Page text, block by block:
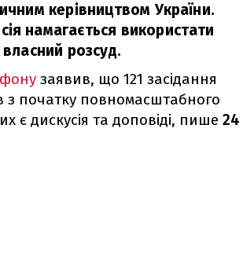
керівництвом України.
намагається використати
розсуд.
заявив, що 121 засідання
з початку повномасштабного
є дискусія та доповіді, пише 24